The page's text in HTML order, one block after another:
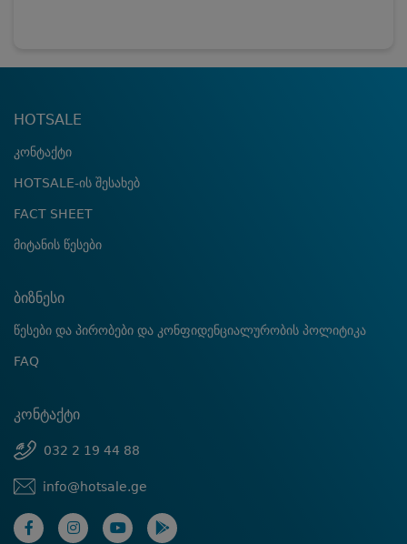
HOTSALE
კონტაქტი
HOTSALE-ის შესახებ
FACT SHEET
მიტანის წესები
ბიზნესი
წესები და პირობები და კონფიდენციალურობის პოლიტიკა
FAQ
კონტაქტი
032 2 19 44 88
info@hotsale.ge